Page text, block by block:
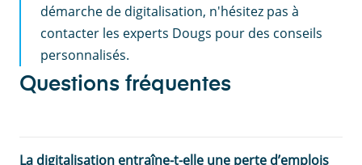
démarche de digitalisation, n'hésitez pas à
contacter les experts Dougs pour des conseils
personnalisés.
Questions fréquentes
La digitalisation entraîne-t-elle une perte d’emplois